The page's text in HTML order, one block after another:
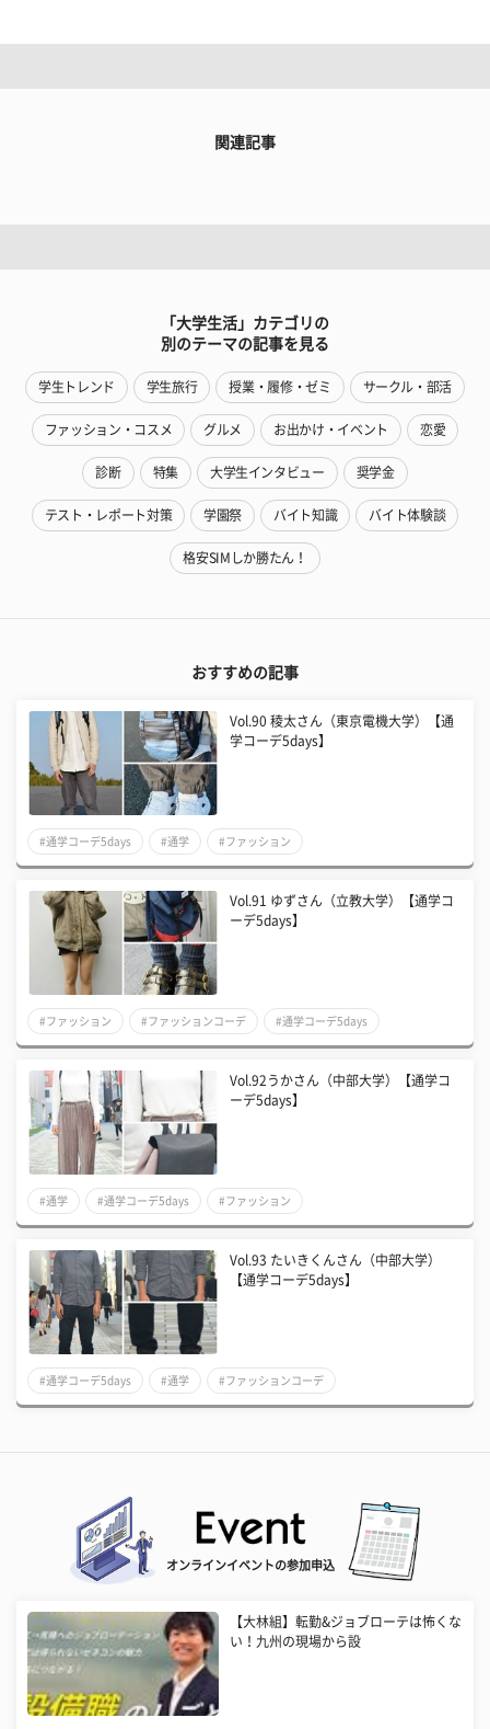
関連記事
「大学生活」カテゴリの
別のテーマの記事を見る
学生トレンド 学生旅行 授業・履修・ゼミ サークル・部活
ファッション・コスメ グルメ お出かけ・イベント 恋愛
診断 特集 大学生インタビュー 奨学金
テスト・レポート対策 学園祭 バイト知識 バイト体験談
格安SIMしか勝たん！
おすすめの記事
Vol.90 稜太さん（東京電機大学）【通
学コーデ5days】
#通学コーデ5days #通学 #ファッション
Vol.91 ゆずさん（立教大学）【通学コ
ーデ5days】
#ファッション #ファッションコーデ #通学コーデ5days
Vol.92うかさん（中部大学）【通学コ
ーデ5days】
#通学 #通学コーデ5days #ファッション
Vol.93 たいきくんさん（中部大学）
【通学コーデ5days】
#通学コーデ5days #通学 #ファッションコーデ
オンラインイベントの参加申込
【大林組】転勤&ジョブローテは怖くな
い！九州の現場から設